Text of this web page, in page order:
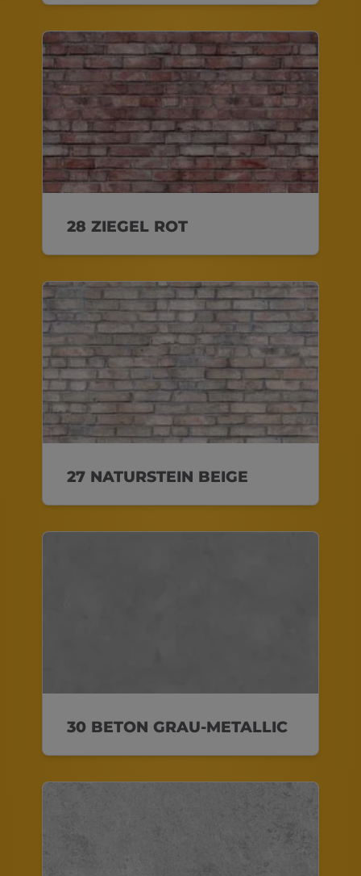
28 ZIEGEL ROT
27 NATURSTEIN BEIGE
30 BETON GRAU-METALLIC